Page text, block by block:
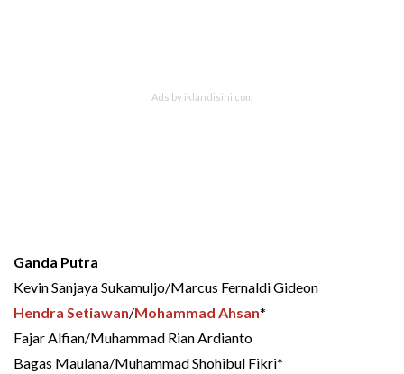
Ganda Putra
Kevin Sanjaya Sukamuljo/Marcus Fernaldi Gideon
Hendra Setiawan/Mohammad Ahsan*
Fajar Alfian/Muhammad Rian Ardianto
Bagas Maulana/Muhammad Shohibul Fikri*